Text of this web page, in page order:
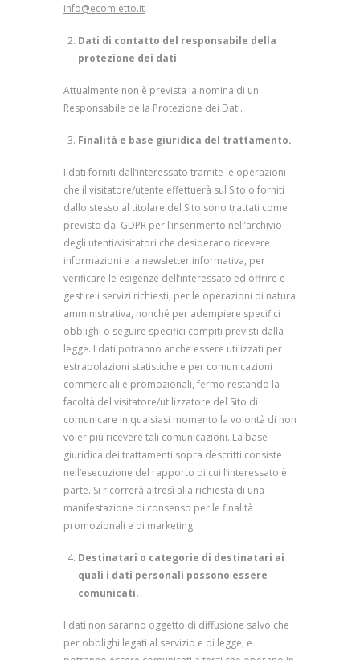
info@ecomietto.it
Dati di contatto del responsabile della
protezione dei dati
Attualmente non è prevista la nomina di un
Responsabile della Protezione dei Dati.
Finalità e base giuridica del trattamento.
I dati forniti dall’interessato tramite le operazioni
che il visitatore/utente effettuerà sul Sito o forniti
dallo stesso al titolare del Sito sono trattati come
previsto dal GDPR per l’inserimento nell’archivio
degli utenti/visitatori che desiderano ricevere
informazioni e la newsletter informativa, per
verificare le esigenze dell’interessato ed offrire e
gestire i servizi richiesti, per le operazioni di natura
amministrativa, nonché per adempiere specifici
obblighi o seguire specifici compiti previsti dalla
legge. I dati potranno anche essere utilizzati per
estrapolazioni statistiche e per comunicazioni
commerciali e promozionali, fermo restando la
facoltà del visitatore/utilizzatore del Sito di
comunicare in qualsiasi momento la volontà di non
voler più ricevere tali comunicazioni. La base
giuridica dei trattamenti sopra descritti consiste
nell’esecuzione del rapporto di cui l’interessato è
parte. Si ricorrerà altresì alla richiesta di una
manifestazione di consenso per le finalità
promozionali e di marketing.
Destinatari o categorie di destinatari ai
quali i dati personali possono essere
comunicati.
I dati non saranno oggetto di diffusione salvo che
per obblighi legati al servizio e di legge, e